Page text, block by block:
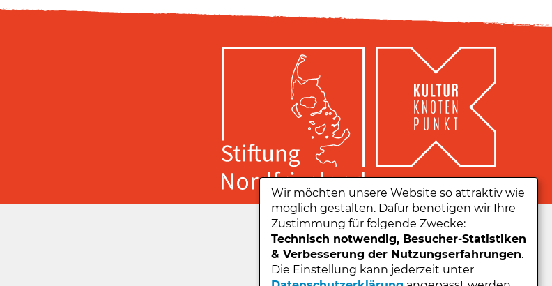
Zu unserer App:
Wir möchten unsere Website so attraktiv wie
möglich gestalten. Dafür benötigen wir Ihre
Zustimmung für folgende Zwecke:
Technisch notwendig, Besucher-Statistiken
& Verbesserung der Nutzungserfahrungen.
Die Einstellung kann jederzeit unter